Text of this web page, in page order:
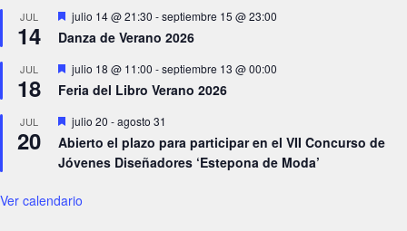
JUL
14
Destacado
julio 14 @ 21:30 -septiembre 15 @ 23:00
Danza de Verano 2026
JUL
18
Destacado
julio 18 @ 11:00 -septiembre 13 @ 00:00
Feria del Libro Verano 2026
JUL
20
Destacado
julio 20 -agosto 31
Abierto el plazo para participar en el VII Concurso de
Jóvenes Diseñadores ‘Estepona de Moda’
Ver calendario